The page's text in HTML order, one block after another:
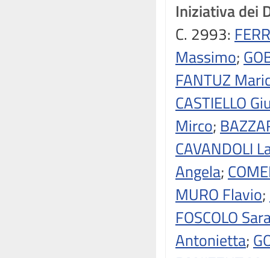
Iniziativa dei
C. 2993:
Massimo;
FANTUZ
CASTIELLO
Mirco;
CAVANDOLI
Angela;
MURO Flavio;
FOSCOLO
Antonietta;